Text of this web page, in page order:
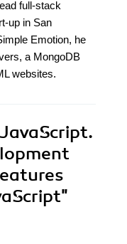
full-stack
up in San
Emotion, he
a MongoDB
websites.